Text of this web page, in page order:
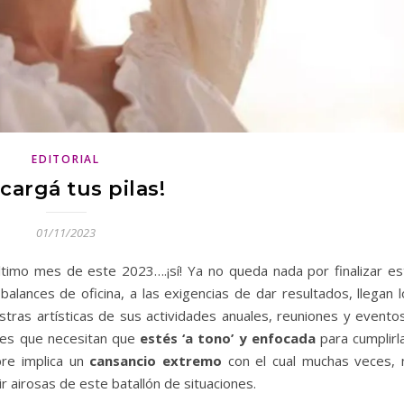
EDITORIAL
tus pilas!
01/11/2023
mes de este 2023….¡sí! Ya no queda nada por finalizar
de oficina, a las exigencias de dar resultados, llegan
artísticas de sus actividades anuales, reuniones y
que necesitan que estés ‘a tono’ y enfocadapara
implica un cansancio extremo con el cual muchas veces,
airosas de este batallón de situaciones.